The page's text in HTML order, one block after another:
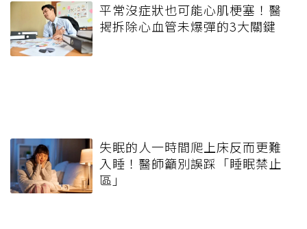
平常沒症狀也可能心肌梗塞！醫
揭拆除心血管未爆彈的3大關鍵
失眠的人一時間爬上床反而更難
入睡！醫師籲別誤踩「睡眠禁止
區」